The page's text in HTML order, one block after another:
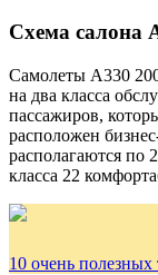
Схема салона
Самолеты А330
на два класса
пассажиров,
расположен
располагаются по
класса 22
10 очень полезных